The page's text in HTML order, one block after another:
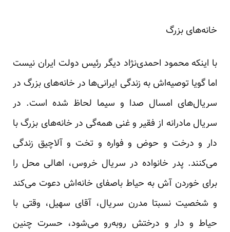
خانه‌های بزرگ
با اینکه محمود احمدی‌نژاد دیگر رئیس‌ دولت ایران نیست
اما گویا توصیه‌اش به زندگی ایرانی‌ها در خانه‌های بزرگ در
سریال‌های امسال صدا و سیما لحاظ شده است. در
سریال مادرانه از فقیر و غنی همه‌گی در خانه‌های بزرگ با
دار و درخت و حوض و فواره و تخت و آلاچیق زندگی
می‌کنند. پدر خانواده در سریال خروس، اهالی محل را
برای خوردن آش به حیاط باصفای خانه‌اش دعوت می‌کند
و شخصیت نسبتا مدرن سریال، آقای سهیل، وقتی با
حیاط و دار و درختش روبه‌رو می‌شود، حسرت چنین